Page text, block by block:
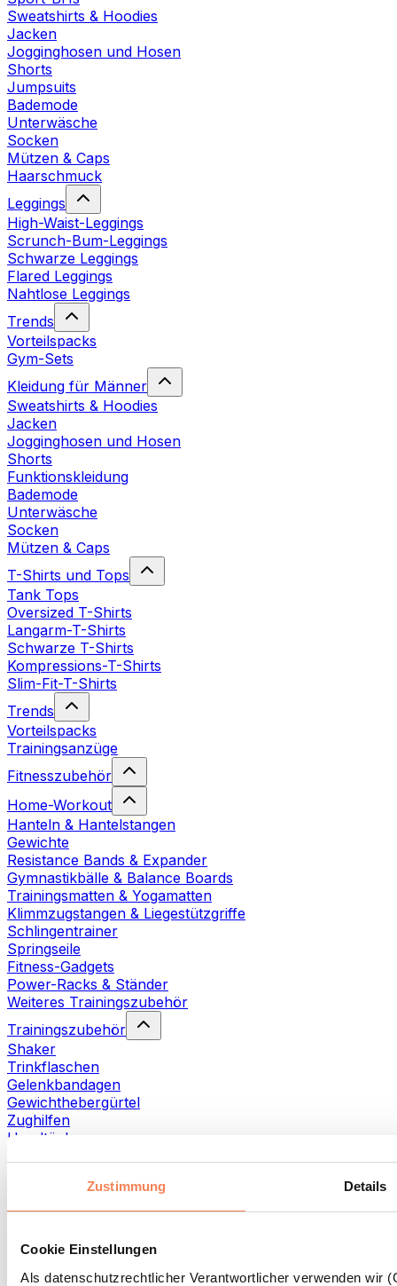
Zustimmung Details
Cookie Einstellungen
Als datenschutzrechtlicher Verantwortlicher verwenden wir
Sweatshirts & Hoodies
Jacken
Jogginghosen und Hosen
Shorts
Jumpsuits
Bademode
Unterwäsche
Socken
Mützen & Caps
Haarschmuck
Leggings
High-Waist-Leggings
Scrunch-Bum-Leggings
Schwarze Leggings
Flared Leggings
Nahtlose Leggings
Trends
Vorteilspacks
Gym-Sets
Kleidung für Männer
Sweatshirts & Hoodies
Jacken
Jogginghosen und Hosen
Shorts
Funktionskleidung
Bademode
Unterwäsche
Socken
Mützen & Caps
T-Shirts und Tops
Tank Tops
Oversized T-Shirts
Langarm-T-Shirts
Schwarze T-Shirts
Kompressions-T-Shirts
Slim-Fit-T-Shirts
Trends
Vorteilspacks
Trainingsanzüge
Fitnesszubehör
Home-Workout
Hanteln & Hantelstangen
Gewichte
Resistance Bands & Expander
Gymnastikbälle & Balance Boards
Trainingsmatten & Yogamatten
Klimmzugstangen & Liegestützgriffe
Schlingentrainer
Springseile
Fitness-Gadgets
Power-Racks & Ständer
Weiteres Trainingszubehör
Trainingszubehör
Shaker
Trinkflaschen
Gelenkbandagen
Gewichthebergürtel
Zughilfen
Handtücher
Faszien- und Massagerollen
Weitere Rehabilitationshilfen